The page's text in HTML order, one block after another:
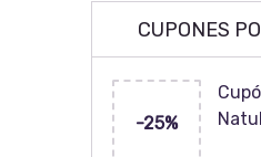
CUPONES
-25%